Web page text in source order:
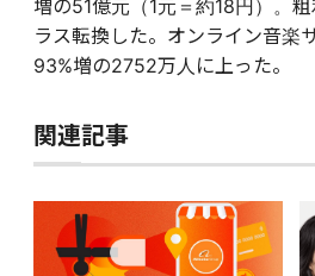
増の51億元（1元＝約18円）。
ラス転換した。オンライン音楽
93%増の2752万人に上った。
関連記事